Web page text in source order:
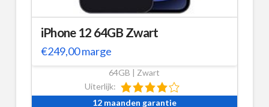
iPhone 12 64GB Zwart
€249,00marge
64GB | Zwart
Uiterlijk:
12 maanden garantie